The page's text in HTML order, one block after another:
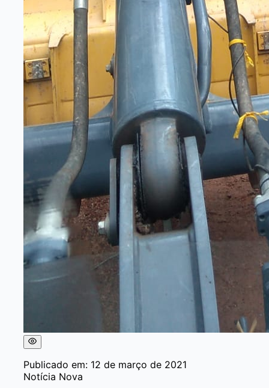
Publicado em: 12 de março de 2021
Notícia Nova